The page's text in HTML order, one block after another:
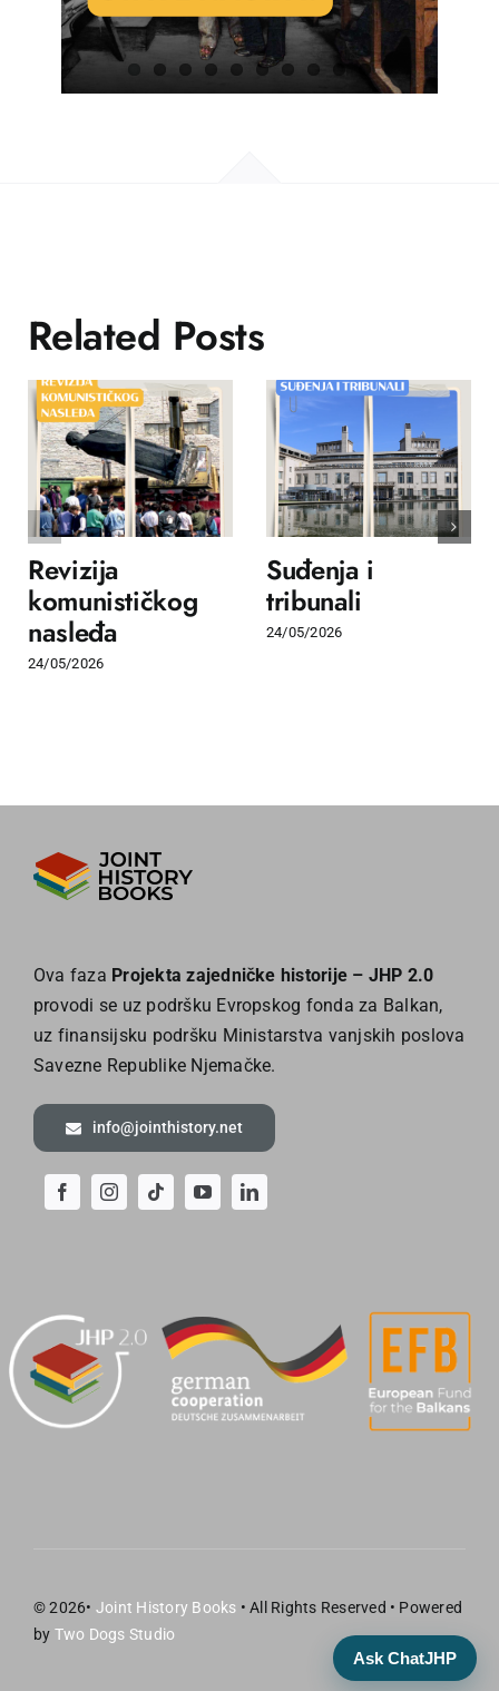
Related Posts
Revizija
komunističkog
nasleđa
24/05/2026
Suđenja i
tribunali
24/05/2026
Ova faza Projekta zajedničke historije – JHP 2.0
provodi se uz podršku Evropskog fonda za Balkan,
uz finansijsku podršku Ministarstva vanjskih poslova
Savezne Republike Njemačke.
info@jointhistory.net
© 2026• Joint History Books • All Rights Reserved • Powered
by Two Dogs Studio
Ask ChatJHP